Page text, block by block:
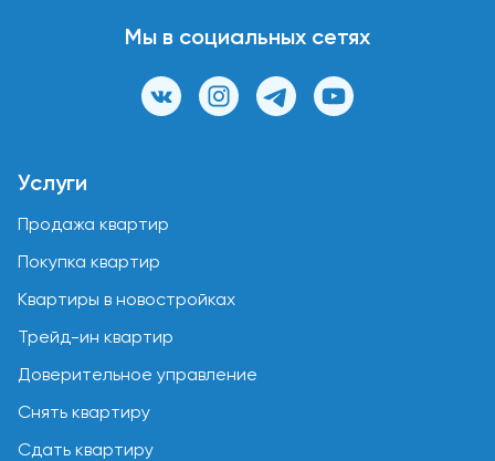
Мы в социальных сетях
Услуги
Продажа квартир
Покупка квартир
Квартиры в новостройках
Трейд-ин квартир
Доверительное управление
Снять квартиру
Сдать квартиру